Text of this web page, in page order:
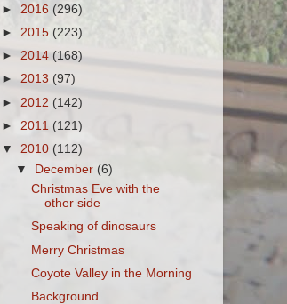
► 2016 (296)
► 2015 (223)
► 2014 (168)
► 2013 (97)
► 2012 (142)
► 2011 (121)
▼ 2010 (112)
▼ December(6)
Christmas Eve with the
other side
Speaking of dinosaurs
Merry Christmas
Coyote Valley in the Morning
Background